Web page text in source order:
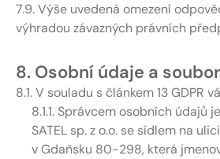
7.9. Výše uvedená omezení
výhradou závazných právních
8. Osobní údaje a
8.1. V souladu s článkem 13 GDPR
8.1.1. Správcem osobních údajů
SATEL sp. z o.o. se sídlem na
v Gdaňsku 80-298, která